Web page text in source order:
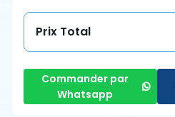
Prix Total
Commander par
Whatsapp